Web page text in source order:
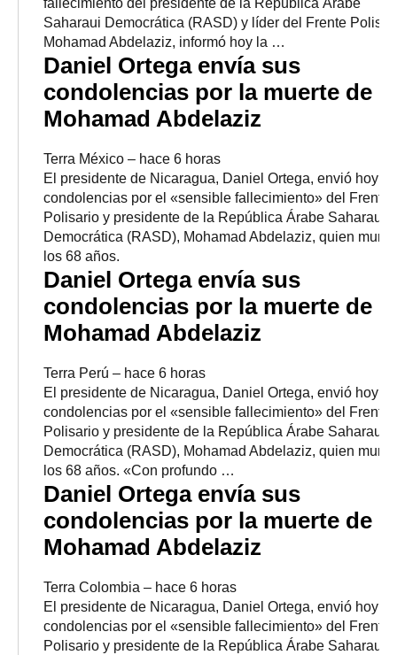
fallecimiento del presidente de la República Árabe
Saharaui Democrática (RASD) y líder del Frente
Mohamad Abdelaziz, informó hoy la …
Daniel Ortega envía sus
condolencias por la muerte de
Mohamad Abdelaziz
Terra México – ‎hace 6 horas‎
El presidente de Nicaragua, Daniel Ortega, envió hoy
condolencias por el «sensible fallecimiento» del Frente
Polisario y presidente de la República Árabe Saharaui
Democrática (RASD), Mohamad Abdelaziz, quien murió
los 68 años.
Daniel Ortega envía sus
condolencias por la muerte de
Mohamad Abdelaziz
Terra Perú – ‎hace 6 horas‎
El presidente de Nicaragua, Daniel Ortega, envió hoy
condolencias por el «sensible fallecimiento» del Frente
Polisario y presidente de la República Árabe Saharaui
Democrática (RASD), Mohamad Abdelaziz, quien murió
los 68 años. «Con profundo …
Daniel Ortega envía sus
condolencias por la muerte de
Mohamad Abdelaziz
Terra Colombia – ‎hace 6 horas‎
El presidente de Nicaragua, Daniel Ortega, envió hoy
condolencias por el «sensible fallecimiento» del Frente
Polisario y presidente de la República Árabe Saharaui